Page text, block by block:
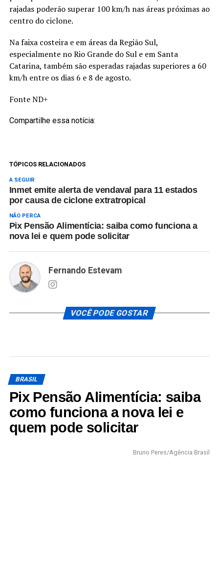
rajadas poderão superar 100 km/h nas áreas próximas ao
centro do ciclone.
Na faixa costeira e em áreas da Região Sul,
especialmente no Rio Grande do Sul e em Santa
Catarina, também são esperadas rajadas superiores a 60
km/h entre os dias 6 e 8 de agosto.
Fonte ND+
Compartilhe essa notícia:
TÓPICOS RELACIONADOS
A SEGUIR
Inmet emite alerta de vendaval para 11 estados
por causa de ciclone extratropical
NÃO PERCA
Pix Pensão Alimentícia: saiba como funciona a
nova lei e quem pode solicitar
Fernando Estevam
VOCÊ PODE GOSTAR
BRASIL
Pix Pensão Alimentícia: saiba
como funciona a nova lei e
quem pode solicitar
Bruno Peres/Agência Brasil